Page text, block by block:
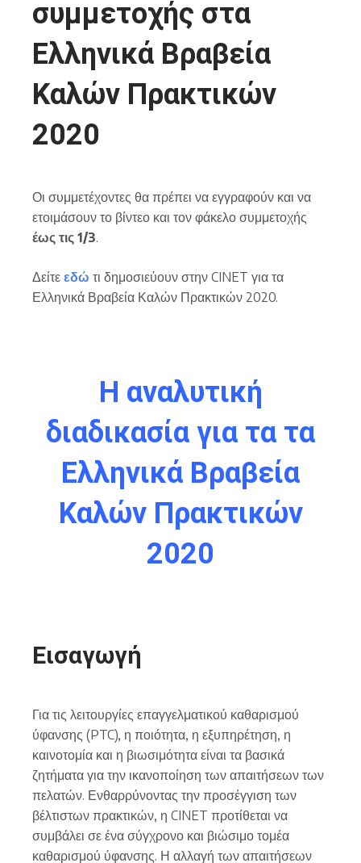
συμμετοχής στα
Ελληνικά Βραβεία
Καλών Πρακτικών
2020
Οι συμμετέχοντες θα πρέπει να εγγραφούν και να
ετοιμάσουν το βίντεο και τον φάκελο συμμετοχής
έως τις 1/3.
Δείτε εδώ τι δημοσιεύουν στην CINET για τα
Ελληνικά Βραβεία Καλών Πρακτικών 2020.
Η αναλυτική
διαδικασία για τα τα
Ελληνικά Βραβεία
Καλών Πρακτικών
2020
Εισαγωγή
Για τις λειτουργίες επαγγελματικού καθαρισμού
ύφανσης (PTC), η ποιότητα, η εξυπηρέτηση, η
καινοτομία και η βιωσιμότητα είναι τα βασικά
ζητήματα για την ικανοποίηση των απαιτήσεων των
πελατών. Ενθαρρύνοντας την προσέγγιση των
βέλτιστων πρακτικών, η CINET προτίθεται να
συμβάλει σε ένα σύγχρονο και βιώσιμο τομέα
καθαρισμού ύφανσης. Η αλλαγή των απαιτήσεων